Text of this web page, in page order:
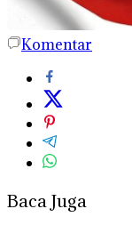
Komentar
Baca Juga